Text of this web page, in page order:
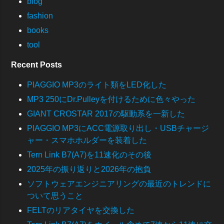
fashion
books
tool
Recent Posts
PIAGGIO MP3のライト類をLED化した
MP3 250にDr.Pulleyを付けるために色々やった
GIANT CROSTAR 2017の駆動系を一新した
PIAGGIO MP3にACC電源取り出し・USBチャージ
ャー・スマホホルダーを装着した
Tern Link B7(A7)を11速化のその後
2025年の振り返りと2026年の抱負
ソフトウェアエンジニアリングの最近のトレンドに
ついて思うこと
FELTのリアタイヤを交換した